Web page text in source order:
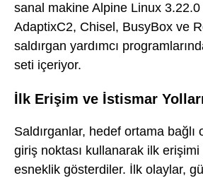
sanal makine Alpine Linux 3.22.0
AdaptixC2, Chisel, BusyBox ve
saldırgan yardımcı
seti içeriyor.
İlk Erişim ve İstismar
Saldırganlar, hedef ortama
giriş noktası kullanarak ilk
esneklik gösterdiler. İlk olaylar,